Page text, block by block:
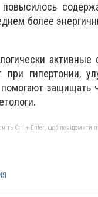
более
при гипертонии,
защищать
Ctrl + Enter, щоб повідомити